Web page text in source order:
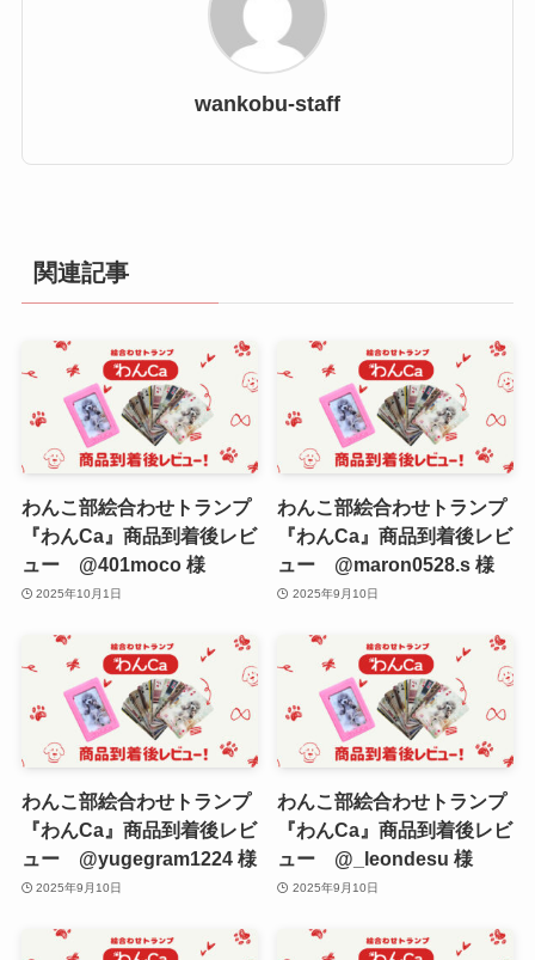
wankobu-staff
関連記事
わんこ部絵合わせトランプ
『わんCa』商品到着後レビ
ュー @401moco 様
2025年10月1日
わんこ部絵合わせトランプ
『わんCa』商品到着後レビ
ュー @maron0528.s 様
2025年9月10日
わんこ部絵合わせトランプ
『わんCa』商品到着後レビ
ュー @yugegram1224 様
2025年9月10日
わんこ部絵合わせトランプ
『わんCa』商品到着後レビ
ュー @_leondesu 様
2025年9月10日